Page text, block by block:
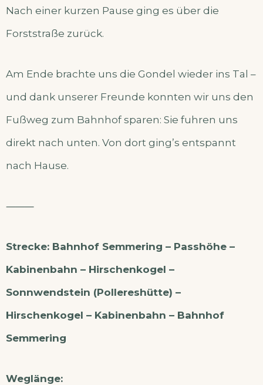
Nach einer kurzen Pause ging es über die
Forststraße zurück.
Am Ende brachte uns die Gondel wieder ins Tal –
und dank unserer Freunde konnten wir uns den
Fußweg zum Bahnhof sparen: Sie fuhren uns
direkt nach unten. Von dort ging’s entspannt
nach Hause.
⸻
Strecke: Bahnhof Semmering – Passhöhe –
Kabinenbahn – Hirschenkogel –
Sonnwendstein (Pollereshütte) –
Hirschenkogel – Kabinenbahn – Bahnhof
Semmering
Weglänge: